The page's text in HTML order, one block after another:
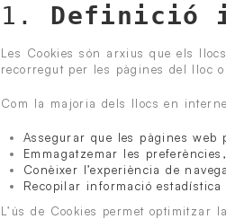
1. Definició
Les Cookies són arxius que els
recorregut per les pàgines del lloc
Com la majoria dels llocs en
Assegurar que les pàgines web
Emmagatzemar les
Conèixer l’experiència de
Recopilar informació
L’ús de Cookies permet